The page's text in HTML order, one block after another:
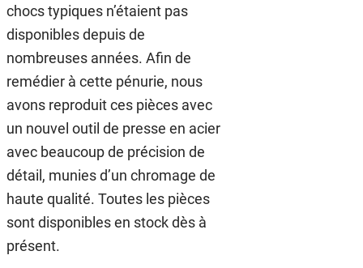
chocs typiques n’étaient pas
disponibles depuis de
nombreuses années. Afin de
remédier à cette pénurie, nous
avons reproduit ces pièces avec
un nouvel outil de presse en acier
avec beaucoup de précision de
détail, munies d’un chromage de
haute qualité. Toutes les pièces
sont disponibles en stock dès à
présent.